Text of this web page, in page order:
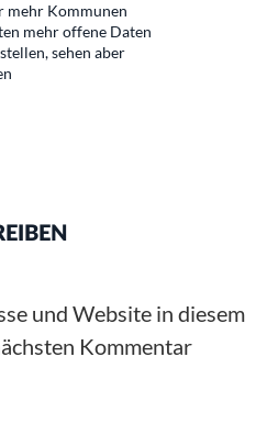
mehr Kommunen
mehr offene Daten
sehen aber
und Website in diesem
Kommentar